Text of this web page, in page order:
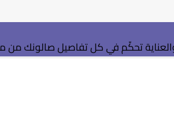
تحكّم في كل تفاصيل صالونك من